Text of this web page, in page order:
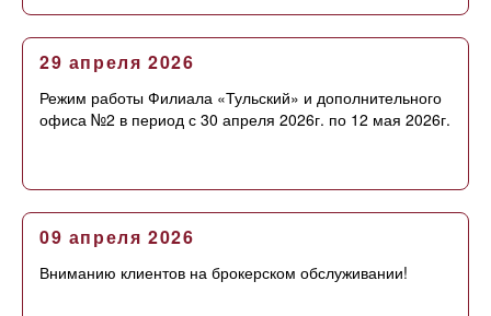
29 апреля 2026
Режим работы Филиала «Тульский» и дополнительного
офиса №2 в период с 30 апреля 2026г. по 12 мая 2026г.
09 апреля 2026
Вниманию клиентов на брокерском обслуживании!